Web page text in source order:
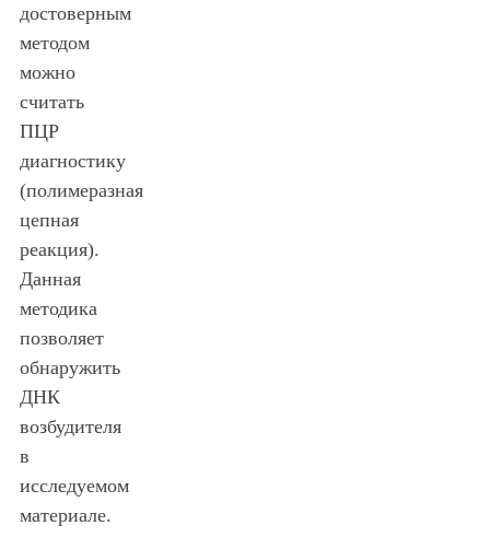
достоверным
методом
можно
считать
ПЦР
диагностику
(полимеразная
цепная
реакция).
Данная
методика
позволяет
обнаружить
ДНК
возбудителя
в
исследуемом
материале.